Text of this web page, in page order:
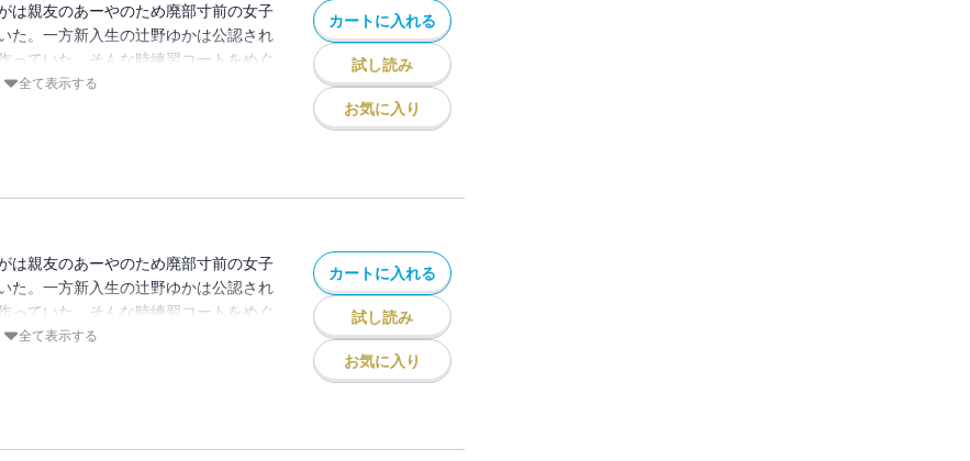
は親友のあーやのため廃部寸前の女子
た。一方新入生の辻野ゆかは公認され
っていた。そんな時練習コートをめぐ
が・・・
全て表示する
カートに入れる
試し読み
お気に入り
は親友のあーやのため廃部寸前の女子
た。一方新入生の辻野ゆかは公認され
っていた。そんな時練習コートをめぐ
が・・・
全て表示する
カートに入れる
試し読み
お気に入り